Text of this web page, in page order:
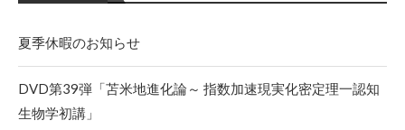
夏季休暇のお知らせ
DVD第39弾「苫米地進化論～ 指数加速現実化密定理一認知
生物学初講」